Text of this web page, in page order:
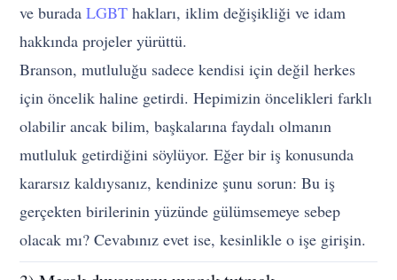
ve buradaLGBT hakları, iklim değişikliği ve idam
hakkında projeler yürüttü.
Branson, mutluluğu sadece kendisi için değil herkes
için öncelik haline getirdi. Hepimizin öncelikleri farklı
olabilir ancak bilim, başkalarına faydalı olmanın
mutluluk getirdiğini söylüyor. Eğer bir iş konusunda
kararsız kaldıysanız, kendinize şunu sorun: Bu iş
gerçekten birilerinin yüzünde gülümsemeye sebep
olacak mı? Cevabınız evet ise, kesinlikle o işe girişin.